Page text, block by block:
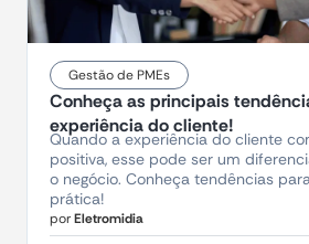
Gestão de PMEs
Conheça as principais
experiência do cliente!
Quando a experiência do cliente
positiva, esse pode ser um
o negócio. Conheça tendências
prática!
porEletromidia